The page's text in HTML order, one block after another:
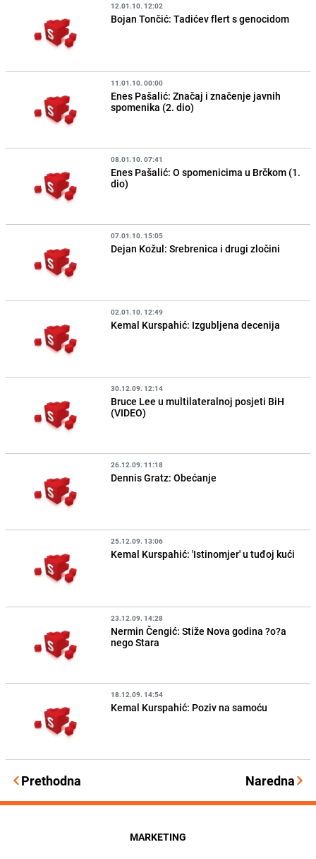
12.01.10. 12:02
Bojan Tončić: Tadićev flert s genocidom
11.01.10. 00:00
Enes Pašalić: Značaj i značenje javnih
spomenika (2. dio)
08.01.10. 07:41
Enes Pašalić: O spomenicima u Brčkom (1.
dio)
07.01.10. 15:05
Dejan Kožul: Srebrenica i drugi zločini
02.01.10. 12:49
Kemal Kurspahić: Izgubljena decenija
30.12.09. 12:14
Bruce Lee u multilateralnoj posjeti BiH
(VIDEO)
26.12.09. 11:18
Dennis Gratz: Obećanje
25.12.09. 13:06
Kemal Kurspahić: 'Istinomjer' u tuđoj kući
23.12.09. 14:28
Nermin Čengić: Stiže Nova godina ?o?a
nego Stara
18.12.09. 14:54
Kemal Kurspahić: Poziv na samoću
Prethodna Naredna
MARKETING